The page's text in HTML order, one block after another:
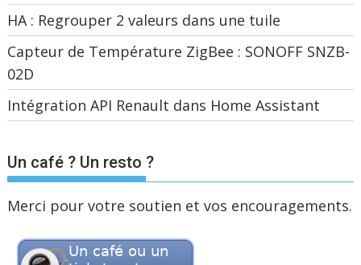
HA : Regrouper 2 valeurs dans une tuile
Capteur de Température ZigBee : SONOFF SNZB-
02D
Intégration API Renault dans Home Assistant
Un café ? Un resto ?
Merci pour votre soutien et vos encouragements.